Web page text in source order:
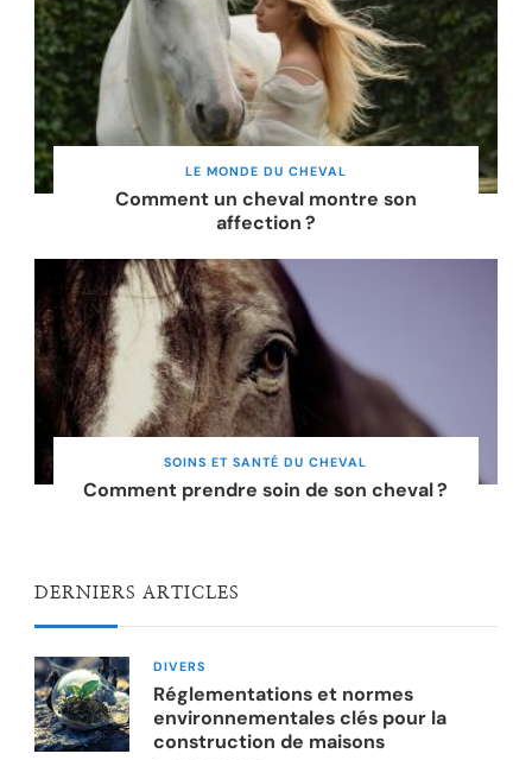
LE MONDE DU CHEVAL
Comment un cheval montre son
affection ?
SOINS ET SANTÉ DU CHEVAL
Comment prendre soin de son cheval ?
DERNIERS ARTICLES
DIVERS
Réglementations et normes
environnementales clés pour la
construction de maisons